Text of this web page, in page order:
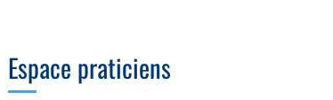
Espace praticiens